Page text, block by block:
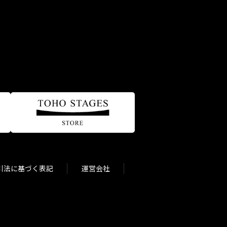
法に基づく表記 運営会社